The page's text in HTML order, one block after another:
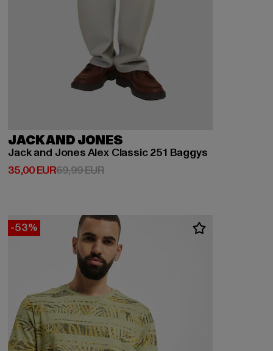
JACK AND JONES
Jack and Jones Alex Classic 251 Baggys
35,00 EUR
Derzeitiger Preis: 35,00 EUR
69,99 EURAktionspreis: 69,99 EUR
-53%